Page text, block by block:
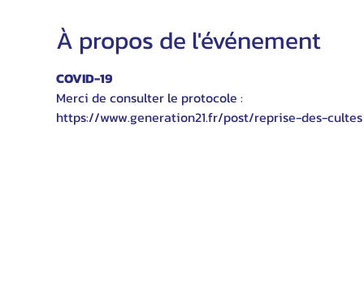
À propos de l'événement
COVID-19
Merci de consulter le protocole :
https://www.generation21.fr/post/reprise-des-cultes